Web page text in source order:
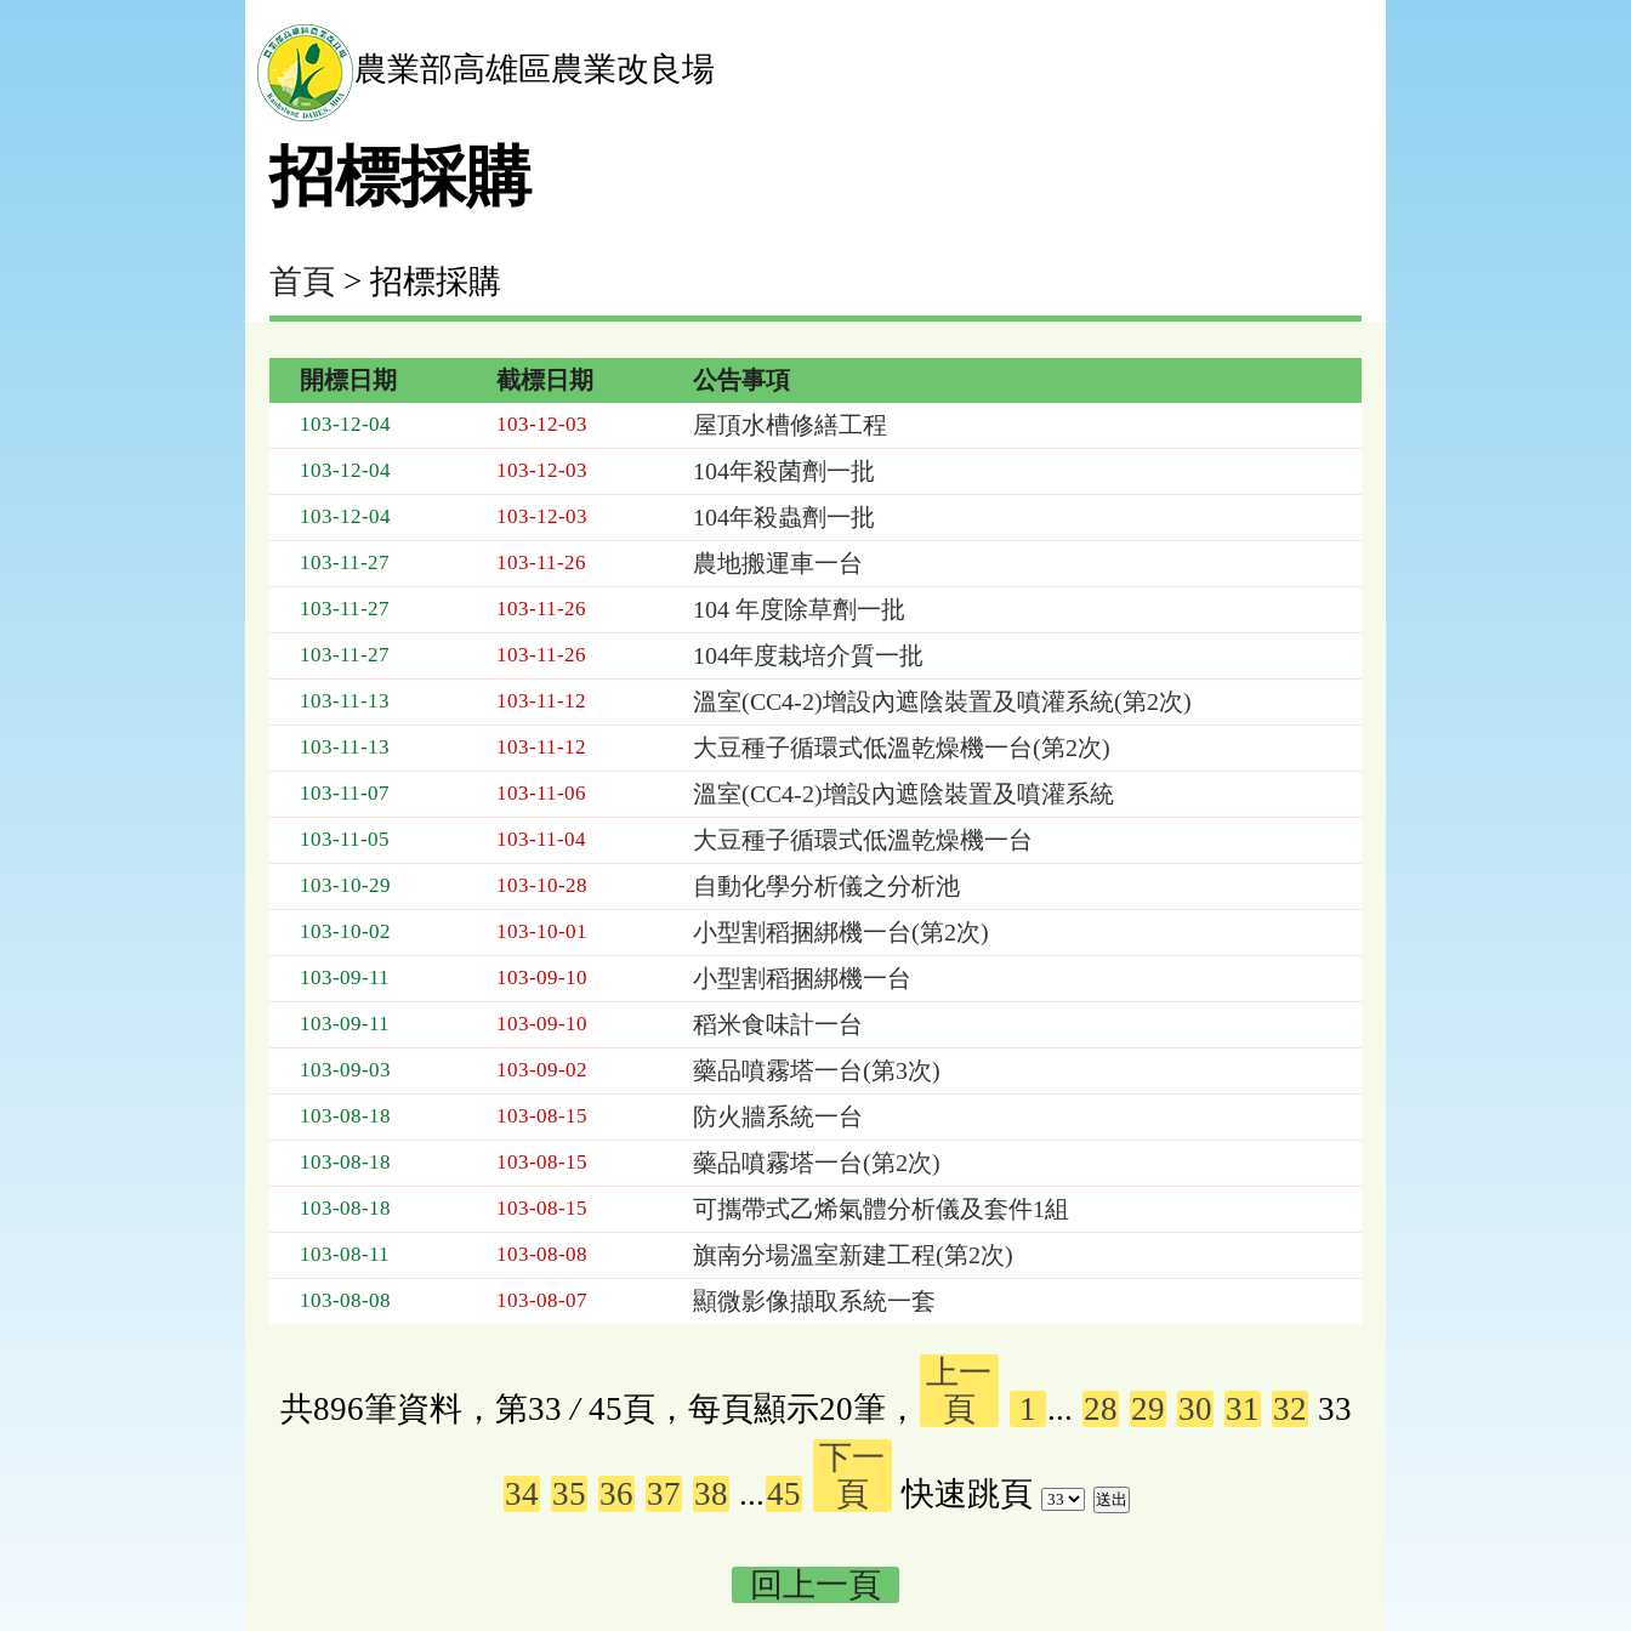
農業部高雄區農業改良場
招標採購
首頁 > 招標採購
購
表，
位
為：
期、
標
開標日期 截標日期 公告事項
103-12-04 103-12-03 屋頂水槽修繕工程
103-12-04 103-12-03 104年殺菌劑一批
103-12-04 103-12-03 104年殺蟲劑一批
103-11-27 103-11-26 農地搬運車一台
103-11-27 103-11-26 104 年度除草劑一批
103-11-27 103-11-26 104年度栽培介質一批
103-11-13 103-11-12 溫室(CC4-2)增設內遮陰裝置及噴灌系統(第2次)
103-11-13 103-11-12 大豆種子循環式低溫乾燥機一台(第2次)
103-11-07 103-11-06 溫室(CC4-2)增設內遮陰裝置及噴灌系統
103-11-05 103-11-04 大豆種子循環式低溫乾燥機一台
103-10-29 103-10-28 自動化學分析儀之分析池
103-10-02 103-10-01 小型割稻捆綁機一台(第2次)
103-09-11 103-09-10 小型割稻捆綁機一台
103-09-11 103-09-10 稻米食味計一台
103-09-03 103-09-02 藥品噴霧塔一台(第3次)
103-08-18 103-08-15 防火牆系統一台
103-08-18 103-08-15 藥品噴霧塔一台(第2次)
103-08-18 103-08-15 可攜帶式乙烯氣體分析儀及套件1組
103-08-11 103-08-08 旗南分場溫室新建工程(第2次)
103-08-08 103-08-07 顯微影像擷取系統一套
共896筆資料，第33 /45頁，每頁顯示20筆，
上一
頁
1 ... 28 29 30 31 32 33
34 35 36 37 38 ...45
下一
頁
快速跳頁
回上一頁